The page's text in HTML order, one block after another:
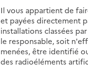
Il vous appartient de
et payées directement
installations classées
le responsable, soit
menées, être identifié
des radioéléments